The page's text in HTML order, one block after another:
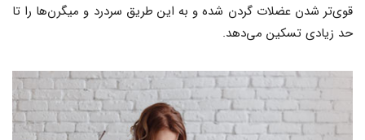
قوی‌تر شدن عضلات گردن شده و به این طریق سردرد و میگرن‌ها را تا
حد زیادی تسکین می‌دهد.